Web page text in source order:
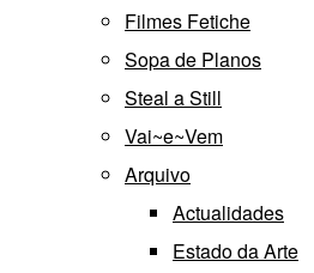
Filmes Fetiche
Sopa de Planos
Steal a Still
Vai~e~Vem
Arquivo
Actualidades
Estado da Arte